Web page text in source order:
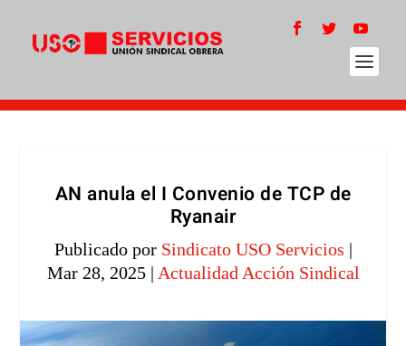
AN anula el I Convenio de TCP de
Ryanair
Publicado por Sindicato USO Servicios |
Mar 28, 2025| Actualidad Acción Sindical